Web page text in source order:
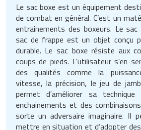
Potelets et bornes urbaines
Protection arbres
Signalisation routière
Table de pique nique
Rayonnages pour magasin
Robots de service
Sac shopping
Thermomètre de mesure
Ustensile cuisine professionnel
Sas de confinement
Signalétique industrielle
Tables pour atelier
Techniques
Traitement de l'air
Protection anti-inondation
Pulvérisateurs professionnels
Robots de nettoyage
Savons et soins du corps
Tapis de bureau
Equipement tennis
Equipement Tir à l'arc
Equipement Tir au fusil
Equipement volley ball
Equipements de football
Matériels d'hygiène pour
Meuble inox de cuisine
Mixeurs et blenders
Mobilier self service
Pétrin professionnel
Signalisations de chantier
Tapis agricoles
Véhicules professionnels
Le sac boxe est un équipement
de combat en général. C’est un
entrainements des boxeurs. Le sac
sac de frappe est un objet conçu
durable. Le sac boxe résiste aux
coups de pieds. L’utilisateur s’en
des qualités comme la
vitesse, la précision, le jeu de
permet d’améliorer sa
enchainements et des
sorte un adversaire imaginaire. Il
mettre en situation et d’adopter